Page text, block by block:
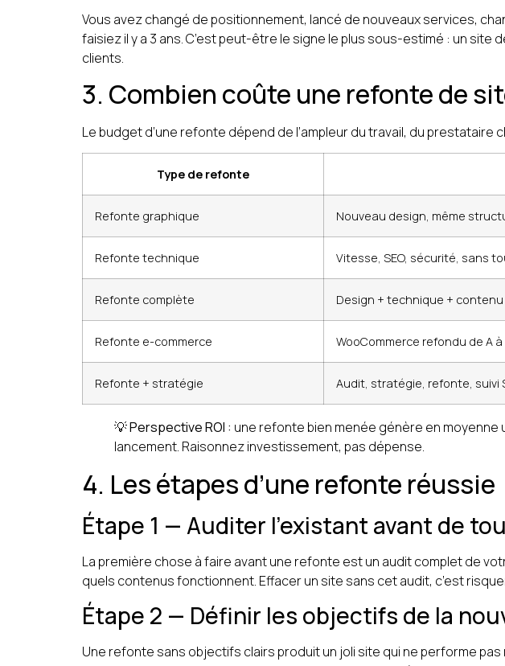
Vous avez changé de positionnement, lancé de nouveaux services,
faisiez il y a 3 ans. C’est peut-être le signe le plus sous-estimé : un
clients.
3. Combien coûte une refonte de
Le budget d’une refonte dépend de l’ampleur du travail, du
Type de refonte
Refonte graphique Nouveau design, même
Refonte technique Vitesse, SEO, sécurité, sans
Refonte complète Design + technique + contenu
Refonte e-commerce WooCommerce refondu de A à
Refonte + stratégie Audit, stratégie, refonte, suivi
💡Perspective ROI : une refonte bien menée génère en moyenne
lancement. Raisonnez investissement, pas dépense.
4. Les étapes d’une refonte réussie
Étape 1 — Auditer l’existant avant de
La première chose à faire avant une refonte est un audit complet de
quels contenus fonctionnent. Effacer un site sans cet audit, c’est
Étape 2 — Définir les objectifs de la
Une refonte sans objectifs clairs produit un joli site qui ne performe